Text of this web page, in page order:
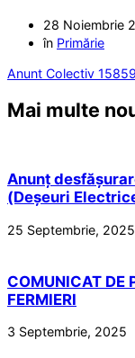
28 Noiembrie
în Primărie
Anunt Colectiv 15859
Mai multe
Anunț
(Deșeuri
25 Septembrie, 2025
COMUNICAT DE
FERMIERI
3 Septembrie, 2025